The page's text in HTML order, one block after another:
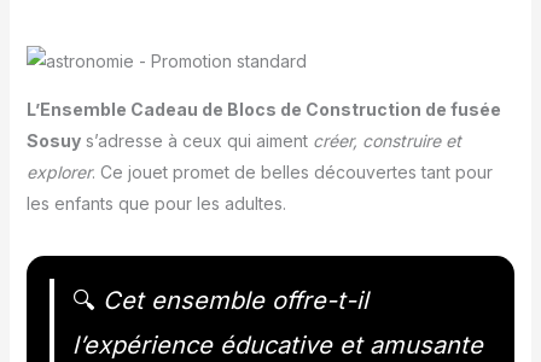
L’Ensemble Cadeau de Blocs de Construction de fusée
Sosuys’adresse à ceux qui aiment créer, construire et
explorer. Ce jouet promet de belles découvertes tant pour
les enfants que pour les adultes.
🔍 Cet ensemble offre-t-il
l’expérience éducative et amusante